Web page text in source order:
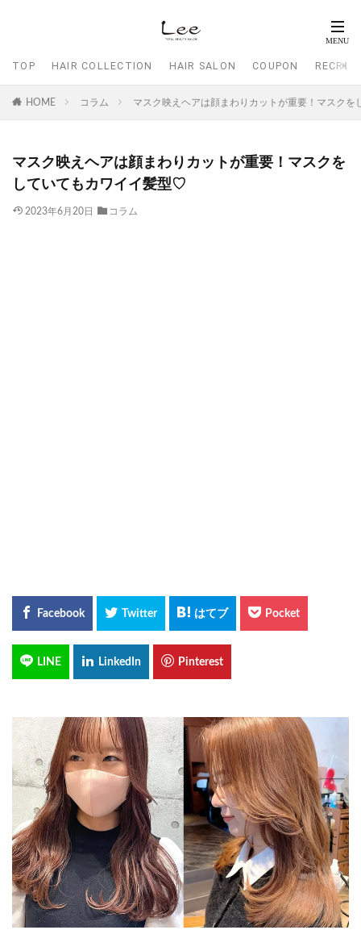
TOP HAIR COLLECTION HAIR SALON COUPON
HOME コラム マスク映えヘアは顔まわりカットが重要！マスク
マスク映えヘアは顔まわりカットが重要！マスクを
していてもカワイイ髪型♡
2023年6月20日 コラム